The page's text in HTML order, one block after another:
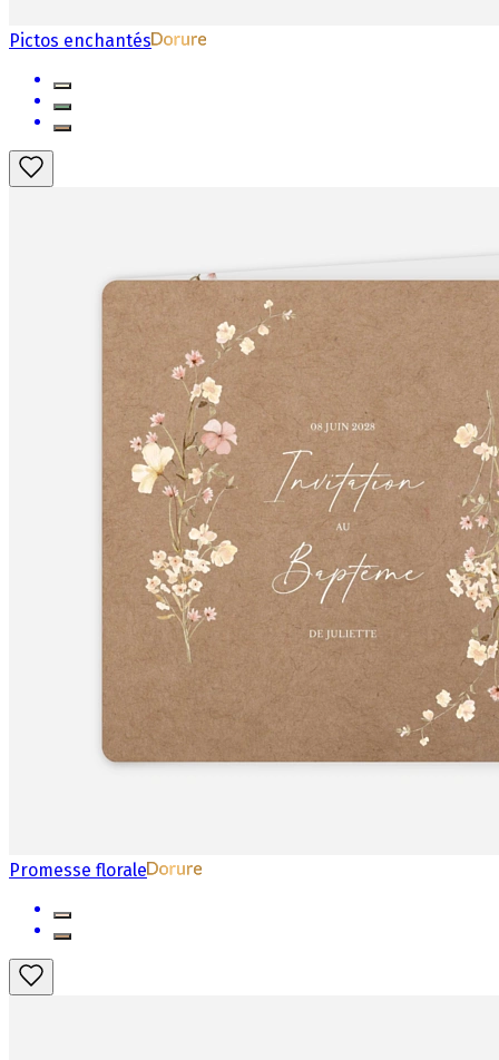
Pictos enchantés
Promesse florale